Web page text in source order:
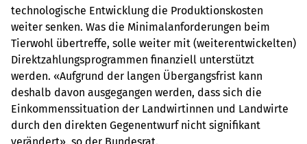
technologische Entwicklung die Produktionskosten
weiter senken. Was die Minimalanforderungen beim
Tierwohl übertreffe, solle weiter mit (weiterentwickelten)
Direktzahlungsprogrammen finanziell unterstützt
werden. «Aufgrund der langen Übergangsfrist kann
deshalb davon ausgegangen werden, dass sich die
Einkommenssituation der Landwirtinnen und Landwirte
durch den direkten Gegenentwurf nicht signifikant